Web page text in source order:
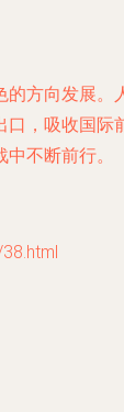
方向发展
，吸收国
不断前行。